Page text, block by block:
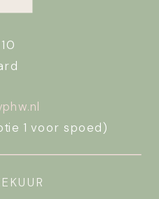
1 voor spoed)